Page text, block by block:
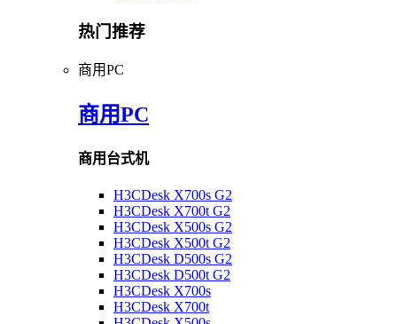
热门推荐
商用PC
商用PC
商用台式机
H3CDesk X700s G2
H3CDesk X700t G2
H3CDesk X500s G2
H3CDesk X500t G2
H3CDesk D500s G2
H3CDesk D500t G2
H3CDesk X700s
H3CDesk X700t